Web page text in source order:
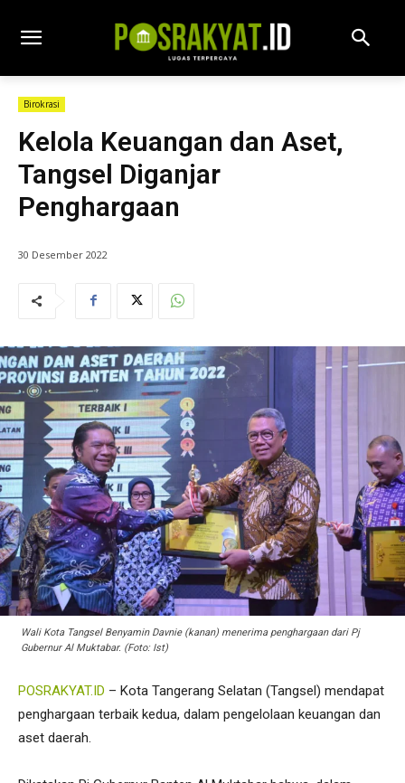
Birokrasi
Kelola Keuangan dan Aset,
Tangsel Diganjar
Penghargaan
30 Desember 2022
Wali Kota Tangsel Benyamin Davnie (kanan) menerima penghargaan dari Pj
Gubernur Al Muktabar. (Foto: Ist)
POSRAKYAT.ID – Kota Tangerang Selatan (Tangsel) mendapat
penghargaan terbaik kedua, dalam pengelolaan keuangan dan
aset daerah.